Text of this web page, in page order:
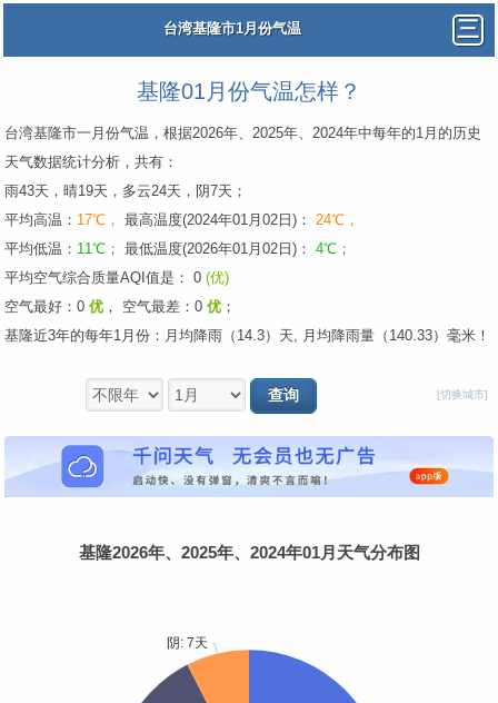
台湾基隆市1月份气温
基隆01月份气温怎样？
台湾基隆市一月份气温，根据2026年、2025年、2024年中每年的1月的历史
天气数据统计分析，共有：
雨43天，晴19天，多云24天，阴7天；
平均高温： 17℃， 最高温度(2024年01月02日)： 24℃，
平均低温： 11℃； 最低温度(2026年01月02日)： 4℃；
平均空气综合质量AQI值是： 0 (优)
空气最好：0 优 ， 空气最差：0 优 ；
基隆近3年的每年1月份：月均降雨（14.3）天, 月均降雨量（140.33）毫米！
[切换城市]
基隆2026年、2025年、2024年01月天气分布图